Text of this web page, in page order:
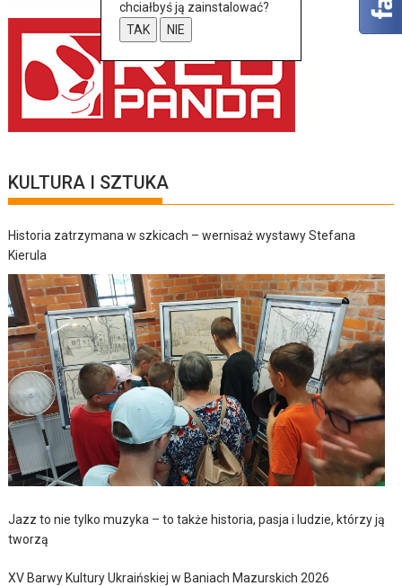
KULTURA I SZTUKA
Historia zatrzymana w szkicach – wernisaż wystawy Stefana
Kierula
Jazz to nie tylko muzyka – to także historia, pasja i ludzie, którzy ją
tworzą
XV Barwy Kultury Ukraińskiej w Baniach Mazurskich 2026
chciałbyś ją zainstalować?
TAK
NIE